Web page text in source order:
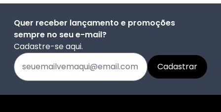
Quer receber lançamento e promoções
sempre no seu e-mail?
Cadastre-se aqui.